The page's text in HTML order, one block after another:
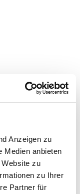
Anzeigen zu
Medien anbieten
zu
zu Ihrer
Partner für